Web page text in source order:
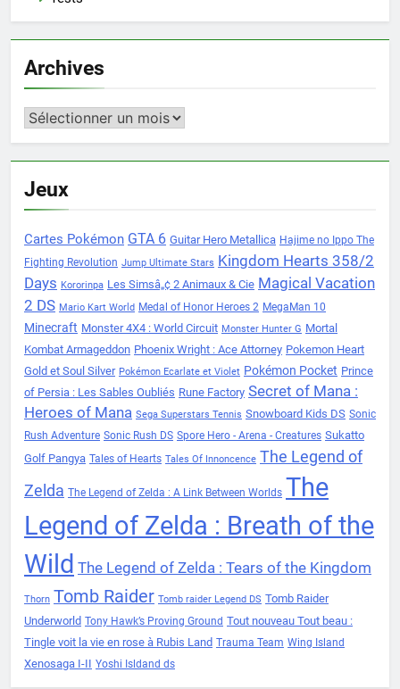
Archives
Archives
Jeux
Cartes Pokémon GTA 6 Guitar Hero Metallica Hajime no Ippo The
Fighting Revolution Jump Ultimate Stars Kingdom Hearts 358/2
Days Kororinpa Les Simsâ„¢ 2 Animaux & Cie Magical Vacation
2 DS Mario Kart World Medal of Honor Heroes 2 MegaMan 10
Minecraft Monster 4X4 : World Circuit Monster Hunter G Mortal
Kombat Armageddon Phoenix Wright : Ace Attorney Pokemon Heart
Gold et Soul Silver Pokémon Ecarlate et Violet Pokémon Pocket Prince
of Persia : Les Sables Oubliés Rune Factory Secret of Mana :
Heroes of Mana Sega Superstars Tennis Snowboard Kids DS Sonic
Rush Adventure Sonic Rush DS Spore Hero - Arena - Creatures Sukatto
Golf Pangya Tales of Hearts Tales Of Innoncence The Legend of
Zelda The Legend of Zelda : A Link Between Worlds The
Legend of Zelda : Breath of the
Wild The Legend of Zelda : Tears of the Kingdom
Thorn Tomb Raider Tomb raider Legend DS Tomb Raider
Underworld Tony Hawk’s Proving Ground Tout nouveau Tout beau :
Tingle voit la vie en rose à Rubis Land Trauma Team Wing Island
Xenosaga I-II Yoshi Isldand ds